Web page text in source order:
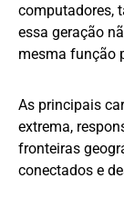
computadores,
essa geração
mesma função
As principais
extrema,
fronteiras
conectados e